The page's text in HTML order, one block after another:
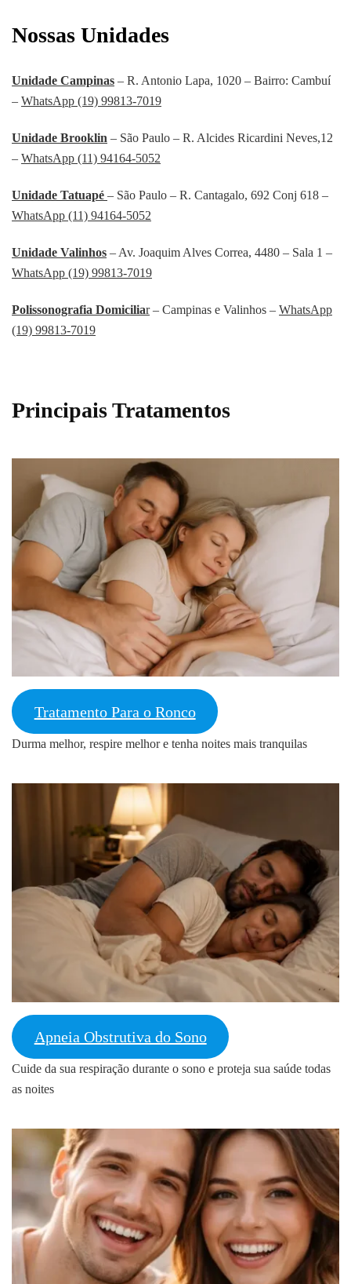
Nossas Unidades
Unidade Campinas – R. Antonio Lapa, 1020 – Bairro: Cambuí
– WhatsApp (19) 99813-7019
Unidade Brooklin – São Paulo – R. Alcides Ricardini Neves,12
– WhatsApp (11) 94164-5052
Unidade Tatuapé – São Paulo – R. Cantagalo, 692 Conj 618 –
WhatsApp (11) 94164-5052
Unidade Valinhos – Av. Joaquim Alves Correa, 4480 – Sala 1 –
WhatsApp (19) 99813-7019
Polissonografia Domiciliar– Campinas e Valinhos – WhatsApp
(19) 99813-7019
Principais Tratamentos
Tratamento Para o Ronco
Durma melhor, respire melhor e tenha noites mais tranquilas
Apneia Obstrutiva do Sono
Cuide da sua respiração durante o sono e proteja sua saúde todas
as noites